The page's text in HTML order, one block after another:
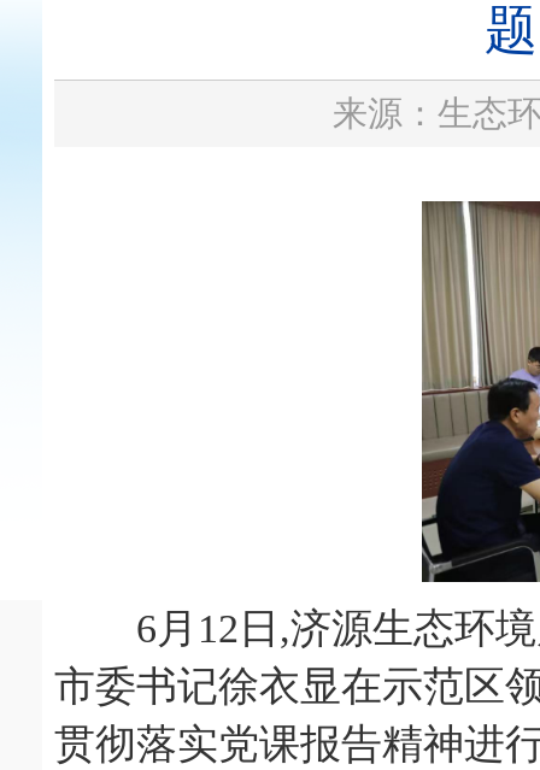
来源：生
6月12日,济源生态环境
市委书记徐衣显在示范区
贯彻落实党课报告精神进